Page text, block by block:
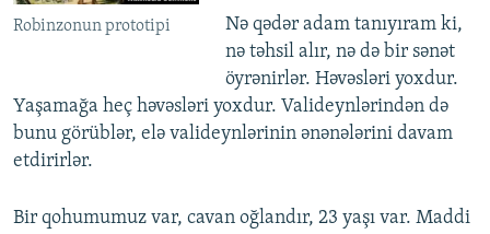
Robinzonun prototipi
Nə qədər adam tanıyıram ki,
nə təhsil alır, nə də bir sənət
öyrənirlər. Həvəsləri yoxdur.
Yaşamağa heç həvəsləri yoxdur. Valideynlərindən də
bunu görüblər, elə valideynlərinin ənənələrini davam
etdirirlər.
Bir qohumumuz var, cavan oğlandır, 23 yaşı var. Maddi